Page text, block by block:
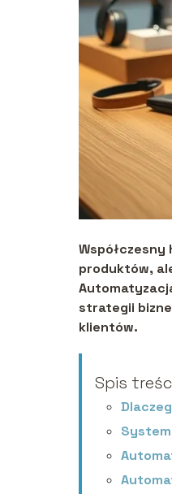
produktów,
strategii
klientów.
Spis